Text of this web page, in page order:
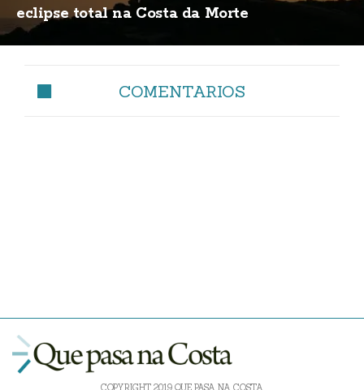
eclipse total na Costa da Morte
COMENTARIOS
COPYRIGHT 2019 QUE PASA NA COSTA